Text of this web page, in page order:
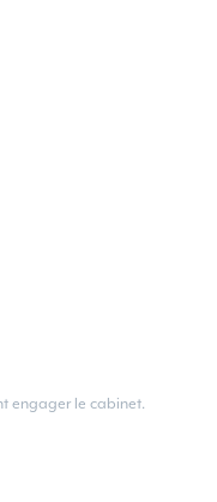
engager le cabinet.